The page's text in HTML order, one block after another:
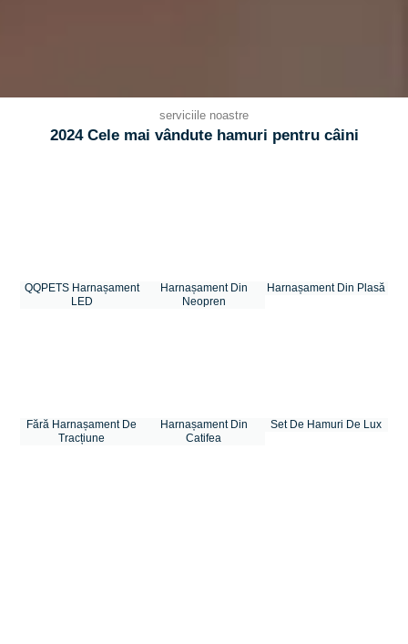
serviciile noastre
2024 Cele mai vândute hamuri pentru câini
QQPETS Harnașament
LED
Harnașament Din
Neopren
Harnașament Din Plasă
Fără Harnașament De
Tracțiune
Harnașament Din
Catifea
Set De Hamuri De Lux